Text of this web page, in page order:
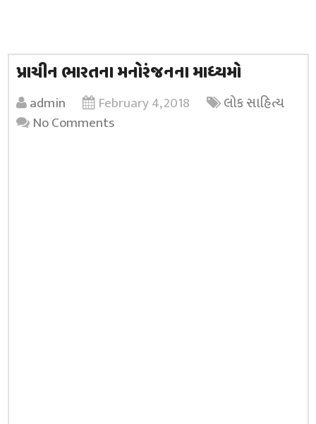
પ્રાચીન ભારતના મનોરંજનના માધ્યમો
admin February 4, 2018
લોક સાહિત્ય
No Comments